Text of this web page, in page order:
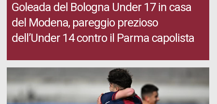
Goleada del Bologna Under 17 in casa
del Modena, pareggio prezioso
dell’Under 14 contro il Parma capolista